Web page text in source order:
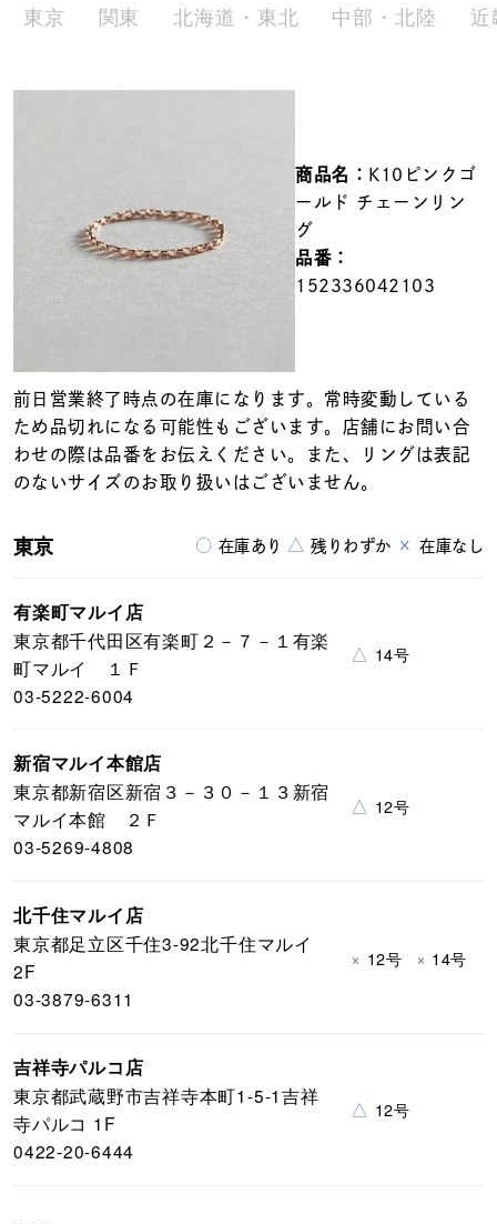
リングサイズ
在庫ありのみ
東京 関東 北海道・東北 中部・北陸 近
商品名： K10ピンクゴ
ールド チェーンリン
グ
品番：
152336042103
前日営業終了時点の在庫になります。常時変動している
ため品切れになる可能性もございます。店舗にお問い合
わせの際は品番をお伝えください。また、リングは表記
のないサイズのお取り扱いはございません。
○ 在庫あり △ 残りわずか × 在庫なし
東京
有楽町マルイ店
東京都千代田区有楽町２－７－１有楽
町マルイ １Ｆ
03-5222-6004
△ 14号
新宿マルイ本館店
東京都新宿区新宿３－３０－１３新宿
マルイ本館 ２Ｆ
03-5269-4808
△ 12号
北千住マルイ店
東京都足立区千住3-92北千住マルイ
2F
03-3879-6311
× 12号 × 14号
吉祥寺パルコ店
東京都武蔵野市吉祥寺本町1-5-1吉祥
寺パルコ 1F
0422-20-6444
△ 12号